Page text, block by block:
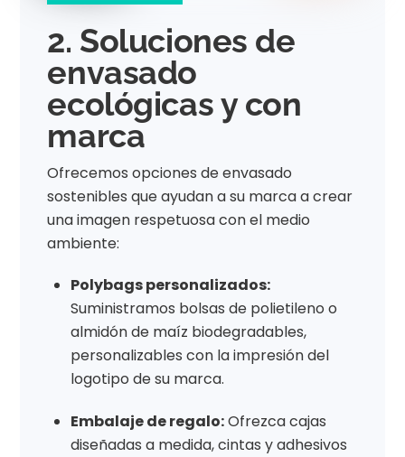
2. Soluciones de
envasado
ecológicas y con
marca
Ofrecemos opciones de envasado
sostenibles que ayudan a su marca a crear
una imagen respetuosa con el medio
ambiente:
Polybags personalizados:
Suministramos bolsas de polietileno o
almidón de maíz biodegradables,
personalizables con la impresión del
logotipo de su marca.
Embalaje de regalo:Ofrezca cajas
diseñadas a medida, cintas y adhesivos